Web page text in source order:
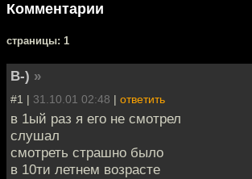
Комментарии
cтраницы: 1
B-) »
#1 | 31.10.01 02:48 | ответить
в 1ый раз я его не смотрел
слушал
смотреть страшно было
в 10ти летнем возрасте